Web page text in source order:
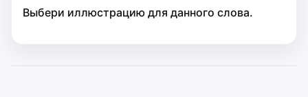
Выбери иллюстрацию для данного слова.